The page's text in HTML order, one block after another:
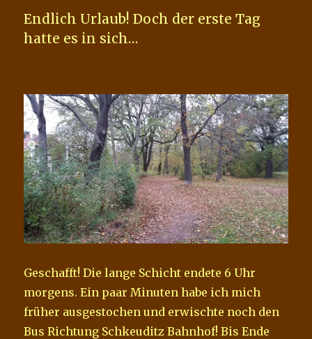
Endlich Urlaub! Doch der erste Tag
hatte es in sich…
Geschafft! Die lange Schicht endete 6 Uhr
morgens. Ein paar Minuten habe ich mich
früher ausgestochen und erwischte noch den
Bus Richtung Schkeuditz Bahnhof! Bis Ende